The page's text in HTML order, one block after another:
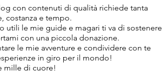
con contenuti di qualità richiede tanta
costanza e tempo.
utili le mie guide e magari ti va di sostenere
con una piccola donazione.
le mie avventure e condividere con te
in giro per il mondo!
mille di cuore!